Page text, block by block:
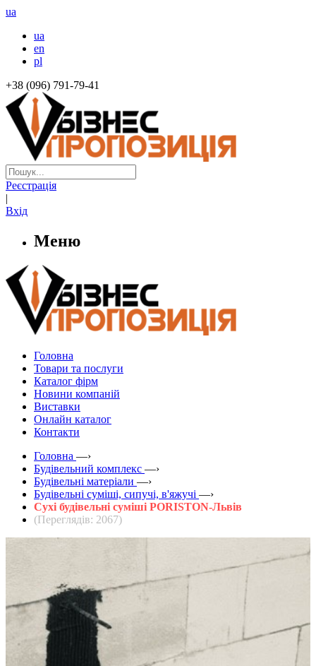
ua
ua
en
pl
+38 (096) 791-79-41
Реєстрація
|
Вхід
Меню
Головна
Товари та послуги
Каталог фірм
Новини компаній
Виставки
Онлайн каталог
Контакти
Головна —›
Будівельний комплекс —›
Будівельні матеріали —›
Будівельні суміші, сипучі, в'яжучі —›
Сухі будівельні суміші PORISTON-Львів
(Переглядів: 2067)